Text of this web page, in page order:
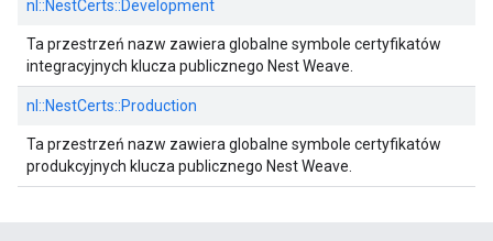
nl::NestCerts::Development
Ta przestrzeń nazw zawiera globalne symbole certyfikatów
integracyjnych klucza publicznego Nest Weave.
nl::NestCerts::Production
Ta przestrzeń nazw zawiera globalne symbole certyfikatów
produkcyjnych klucza publicznego Nest Weave.